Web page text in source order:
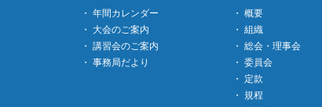
年間カレンダー
大会のご案内
講習会のご案内
事務局だより
概要
組織
総会・理事会
委員会
定款
規程